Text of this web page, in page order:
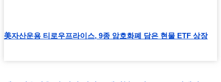
美자산운용 티로우프라이스, 9종 암호화폐 담은 현물 ETF 상장